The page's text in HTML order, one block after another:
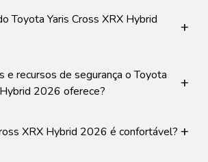
Toyota Yaris Cross XRX Hybrid
+
e recursos de segurança o Toyota
2026 oferece?
+
XRX Hybrid 2026 é confortável? +